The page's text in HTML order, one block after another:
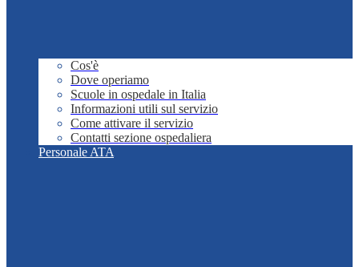
Cos'è
Dove operiamo
Scuole in ospedale in Italia
Informazioni utili sul servizio
Come attivare il servizio
Contatti sezione ospedaliera
Personale ATA